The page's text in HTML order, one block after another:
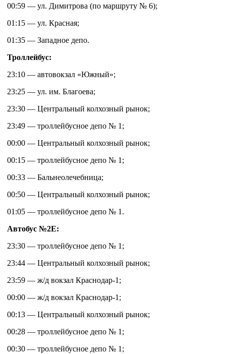
00:59 — ул. Димитрова (по маршруту № 6);
01:15 — ул. Красная;
01:35 — Западное депо.
Троллейбус:
23:10 — автовокзал «Южный»;
23:25 — ул. им. Благоева;
23:30 — Центральный колхозный рынок;
23:49 — троллейбусное депо № 1;
00:00 — Центральный колхозный рынок;
00:15 — троллейбусное депо № 1;
00:33 — Бальнеолечебница;
00:50 — Центральный колхозный рынок;
01:05 — троллейбусное депо № 1.
Автобус №2Е:
23:30 — троллейбусное депо № 1;
23:44 — Центральный колхозный рынок;
23:59 — ж/д вокзал Краснодар-1;
00:00 — ж/д вокзал Краснодар-1;
00:13 — Центральный колхозный рынок;
00:28 — троллейбусное депо № 1;
00:30 — троллейбусное депо № 1;